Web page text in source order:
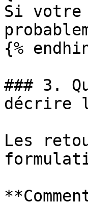
Si votre
{%
### 3.
décrire
Les